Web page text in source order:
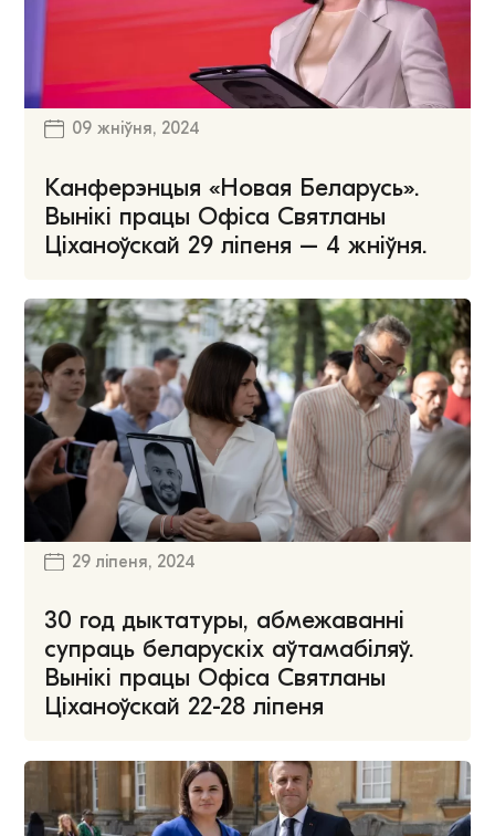
09 жніўня, 2024
Канферэнцыя «Новая Беларусь».
Вынікі працы Офіса Святланы
Ціханоўскай 29 ліпеня – 4 жніўня.
29 ліпеня, 2024
30 год дыктатуры, абмежаванні
супраць беларускіх аўтамабіляў.
Вынікі працы Офіса Святланы
Ціханоўскай 22-28 ліпеня